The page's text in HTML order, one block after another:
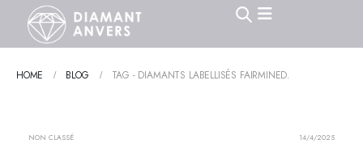
HOME BLOG TAG - DIAMANTS LABELLISÉS FAIRMINED.
NON CLASSÉ 14/4/2025